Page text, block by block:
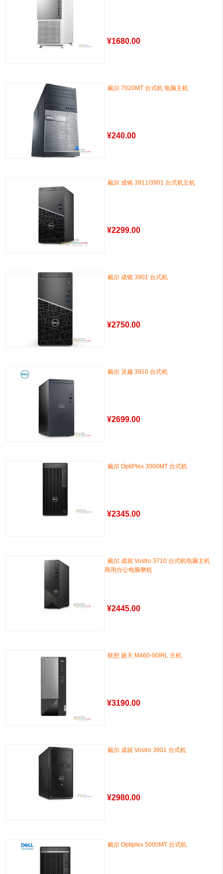
¥1680.00
戴尔 7020MT 台式机 电脑主机
¥240.00
戴尔 成铭 3911/3901 台式机主机
¥2299.00
戴尔 成铭 3901 台式机
¥2750.00
戴尔 灵越 3910 台式机
¥2699.00
戴尔 OptiPlex 3000MT 台式机
¥2345.00
戴尔 成就 Vostro 3710 台式机电脑主机
商用办公电脑整机
¥2445.00
联想 扬天 M460-00IRL 主机
¥3190.00
戴尔 成就 Vostro 3901 台式机
¥2980.00
戴尔 Optiplex 5000MT 台式机